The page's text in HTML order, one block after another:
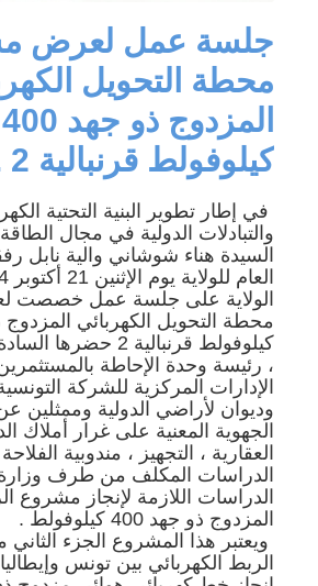
جلسة عمل لعرض
محطة التحويل
المزدوج ذو جهد 400
كيلوفولط قرنبالية 2 .
في إطار تطوير البنية التحتية
والتبادلات الدولية في مجال
السيدة هناء شوشاني والية نابل
الولاية على جلسة عمل خصصت
كيلوفولط قرنبالية 2
، رئيسة وحدة الإحاطة
الإدارات المركزية للشركة
وديوان لأراضي الدولية وممثلين
الجهوية المعنية على غرار أملاك
العقارية ، التجهيز ، مندوبية
الدراسات المكلف من طرف وزارة
الدراسات اللازمة لإنجاز مشروع
المزدوج ذو جهد 400 كيلوفولط .
ويعتبر هذا المشروع الجزء
الربط الكهربائي بين تونس